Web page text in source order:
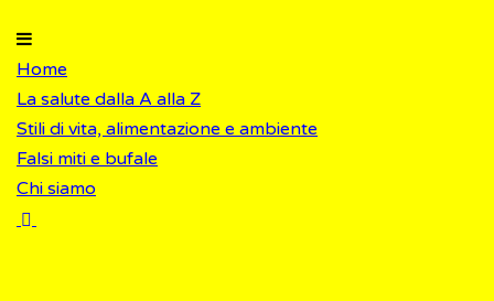
Home
La salute dalla A alla Z
Stili di vita, alimentazione e ambiente
Falsi miti e bufale
Chi siamo